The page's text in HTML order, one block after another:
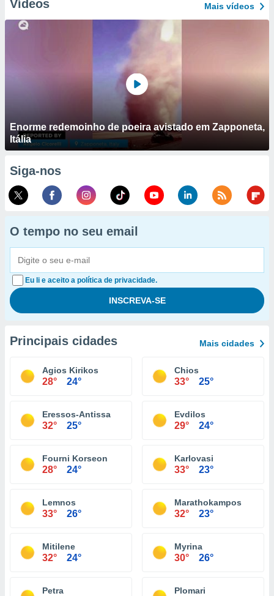
Vídeos Mais vídeos
Enorme redemoinho de poeira avistado em Zapponeta,
Itália
Siga-nos
O tempo no seu email
Eu li e aceito a política de privacidade.
Principais cidades Mais cidades
Agios Kirikos
28° 24°
Chios
33° 25°
Eressos-Antissa
32° 25°
Evdilos
29° 24°
Fourni Korseon
28° 24°
Karlovasi
33° 23°
Lemnos
33° 26°
Marathokampos
32° 23°
Mitilene
32° 24°
Myrina
30° 26°
Petra Plomari